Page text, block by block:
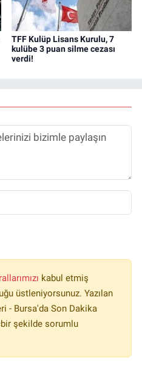
TFF Kulüp Lisans Kurulu, 7
kulübe 3 puan silme cezası
verdi!
kabul etmiş
üstleniyorsunuz. Yazılan
- Bursa'da Son Dakika
şekilde sorumlu